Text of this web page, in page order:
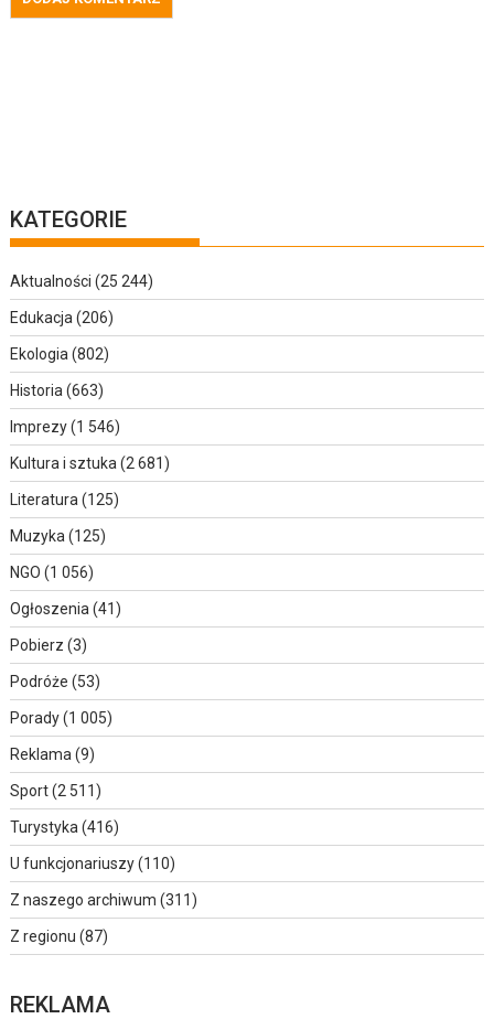
KATEGORIE
Aktualności (25 244)
Edukacja (206)
Ekologia (802)
Historia (663)
Imprezy(1 546)
Kultura i sztuka (2 681)
Literatura (125)
Muzyka (125)
NGO (1 056)
Ogłoszenia (41)
Pobierz (3)
Podróże (53)
Porady(1 005)
Reklama (9)
Sport(2 511)
Turystyka (416)
U funkcjonariuszy(110)
Z naszego archiwum (311)
Z regionu (87)
REKLAMA